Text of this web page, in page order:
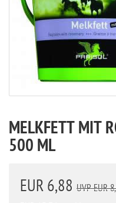
MELKFETT MIT
500 ML
EUR 6,88 UVP EUR